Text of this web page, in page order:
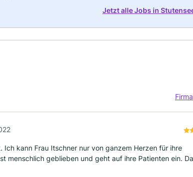
Jetzt alle Jobs in
Ich kann Frau Itschner nur von ganzem Herzen für ihre
menschlich geblieben und geht auf ihre Patienten ein.